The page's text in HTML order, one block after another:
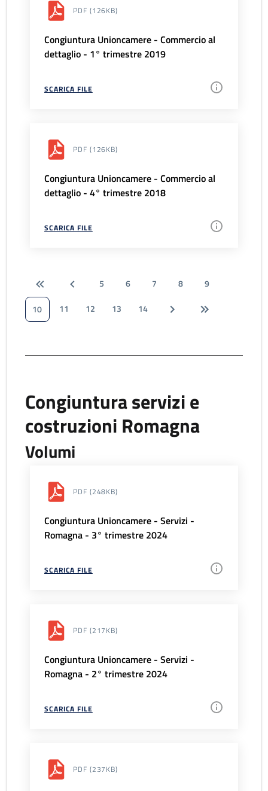
PDF (126KB)
Congiuntura Unioncamere - Commercio al
dettaglio - 1° trimestre 2019
SCARICA FILE
PDF (126KB)
Congiuntura Unioncamere - Commercio al
dettaglio - 4° trimestre 2018
SCARICA FILE
5 6 7 8
9
10
11 12 13 14
Congiuntura servizi e
costruzioni Romagna
Volumi
PDF (248KB)
Congiuntura Unioncamere - Servizi -
Romagna - 3° trimestre 2024
SCARICA FILE
PDF (217KB)
Congiuntura Unioncamere - Servizi -
Romagna - 2° trimestre 2024
SCARICA FILE
PDF (237KB)